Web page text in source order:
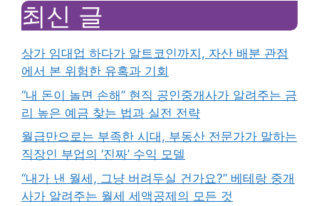
최신 글
상가 임대업 하다가 알트코인까지, 자산 배분 관점
에서 본 위험한 유혹과 기회
“내 돈이 놀면 손해” 현직 공인중개사가 알려주는 금
리 높은 예금 찾는 법과 실전 전략
월급만으로는 부족한 시대, 부동산 전문가가 말하는
직장인 부업의 ‘진짜’ 수익 모델
“내가 낸 월세, 그냥 버려두실 건가요?” 베테랑 중개
사가 알려주는 월세 세액공제의 모든 것